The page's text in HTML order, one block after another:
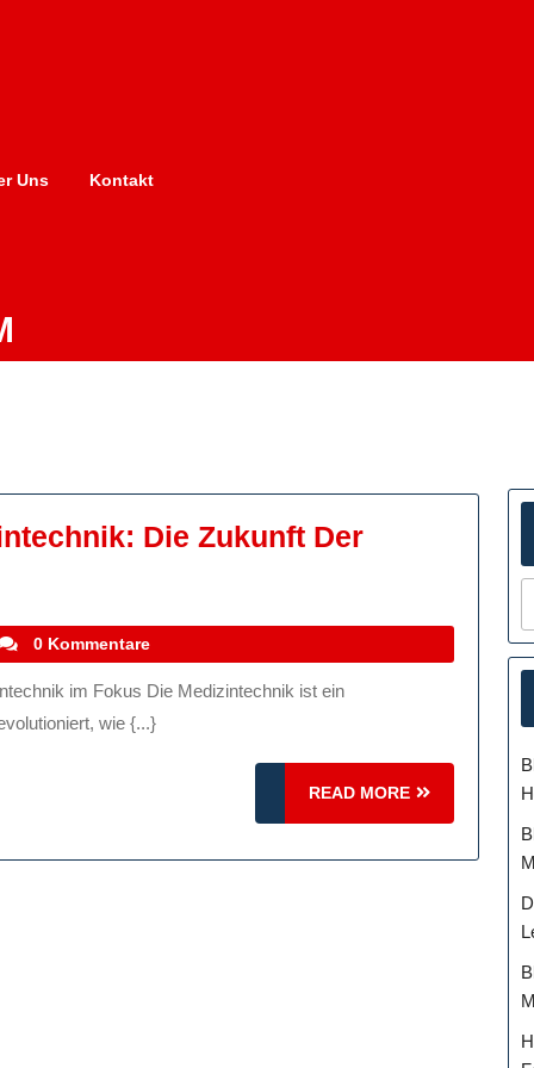
Uns Kontakt
Die Zukunft Der
stefanocoletti
0 Kommentare
wie {...}
READ MORE
READ
MORE